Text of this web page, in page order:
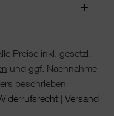
Preise inkl. gesetzl.
und ggf. Nachnahme-
beschrieben
| Versand